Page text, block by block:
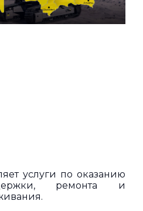
услуги по оказанию
ремонта и